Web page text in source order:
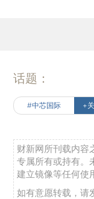
话题：
#中芯国际 +
财新网所刊载内容
专属所有或持有。
建立镜像等任何使
如有意愿转载，请